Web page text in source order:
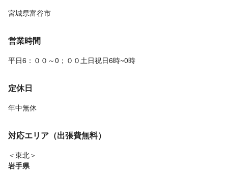
宮城県富谷市
営業時間
平日6：００～0；００土日祝日6時~0時
定休日
年中無休
対応エリア（出張費無料）
＜東北＞
岩手県